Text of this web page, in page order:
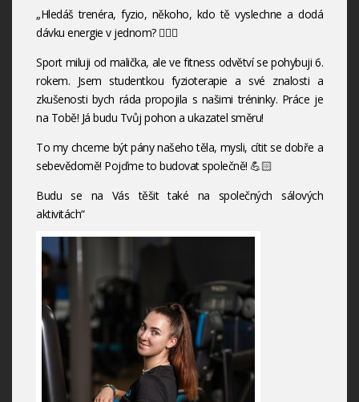
„Hledáš trenéra, fyzio, někoho, kdo tě vyslechne a dodá
dávku energie v jednom? 🙋🏻‍♀️
Sport miluji od malička, ale ve fitness odvětví se pohybuji 6.
rokem. Jsem studentkou fyzioterapie a své znalosti a
zkušenosti bych ráda propojila s našimi tréninky. Práce je
na Tobě! Já budu Tvůj pohon a ukazatel směru!
To my chceme být pány našeho těla, mysli, cítit se dobře a
sebevědomě! Pojďme to budovat společně! 💪🏻
Budu se na Vás těšit také na společných sálových
aktivitách“